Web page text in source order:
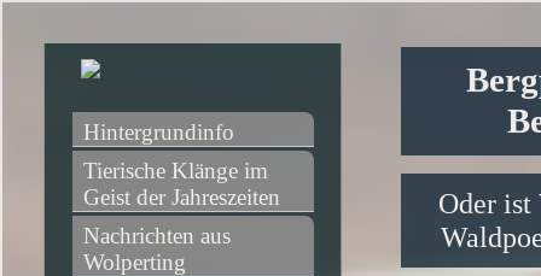
Oder ist
Hintergrundinfo
Tierische Klänge im
Geist der Jahreszeiten
Nachrichten aus
Wolperting